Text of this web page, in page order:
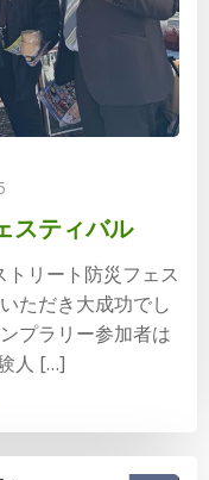
スティバル
リート防災フェス
ただき大成功でし
プラリー参加者は
人 […]